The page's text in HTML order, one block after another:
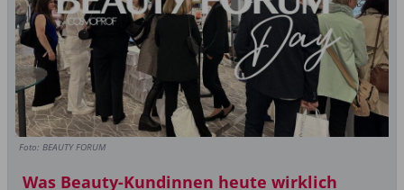
Foto: BEAUTY FORUM
Was Beauty-Kundinnen heute wirklich